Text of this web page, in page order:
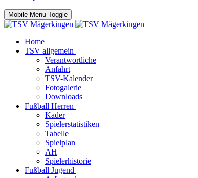
Mobile Menu Toggle
Home
TSV allgemein
Verantwortliche
Anfahrt
TSV-Kalender
Fotogalerie
Downloads
Fußball Herren
Kader
Spielerstatistiken
Tabelle
Spielplan
AH
Spielerhistorie
Fußball Jugend